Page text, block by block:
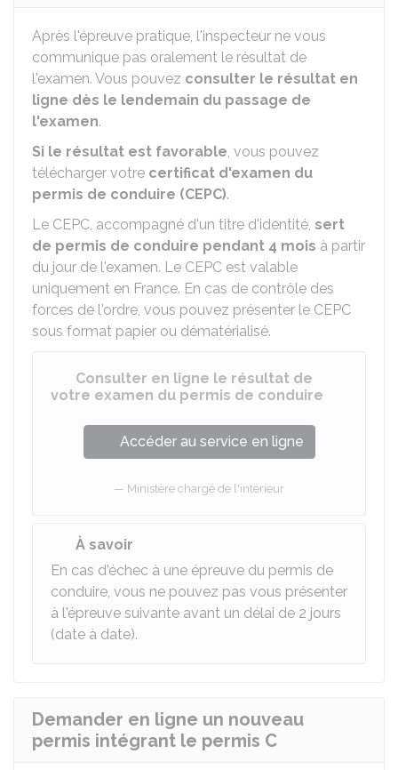
Après l'épreuve pratique, l'inspecteur ne vous
communique pas oralement le résultat de
l'examen. Vous pouvez consulter le résultat en
ligne dès le lendemain du passage de
l'examen.
Si le résultat est favorable, vous pouvez
télécharger votre certificat d'examen du
permis de conduire (CEPC).
Le CEPC, accompagné d'un titre d'identité, sert
de permis de conduire pendant 4 mois à partir
du jour de l'examen. Le CEPC est valable
uniquement en France. En cas de contrôle des
forces de l'ordre, vous pouvez présenter le CEPC
sous format papier ou dématérialisé.
Consulter en ligne le résultat de
votre examen du permis de conduire
Accéder au service en ligne
Ministère chargé de l'intérieur
À savoir
En cas d'échec à une épreuve du permis de
conduire, vous ne pouvez pas vous présenter
à l'épreuve suivante avant un délai de 2 jours
(date à date).
Demander en ligne un nouveau
permis intégrant le permis C